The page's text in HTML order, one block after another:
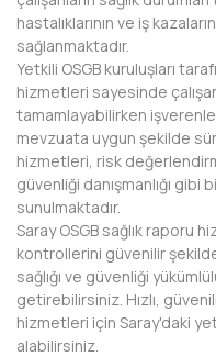
BURDUR
BURSA
ÇANAKKALE
ÇANKIRI
ÇORUM
DENİZLİ
DİYARBAKIR
hastalıklarının ve iş
sağlanmaktadır.
Yetkili OSGB kuruluşları
hizmetleri sayesinde
tamamlayabilirken
mevzuata uygun şekilde
hizmetleri, risk
güvenliği danışmanlığı
sunulmaktadır.
Saray OSGB sağlık raporu
kontrollerini güvenilir
sağlığı ve güvenliği
getirebilirsiniz. Hızlı,
hizmetleri için Saray'daki
alabilirsiniz.